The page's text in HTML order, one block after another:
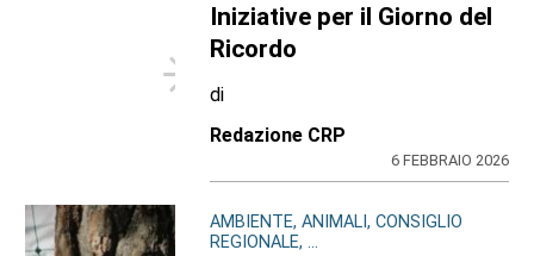
Iniziative per il Giorno del
Ricordo
di
Redazione CRP
6 FEBBRAIO 2026
AMBIENTE, ANIMALI, CONSIGLIO
REGIONALE, ...